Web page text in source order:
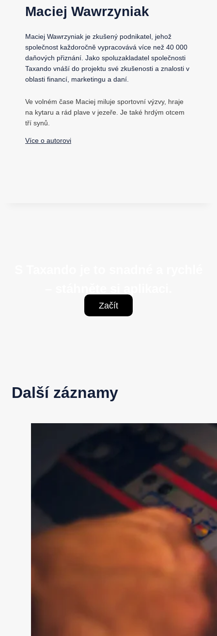
Maciej Wawrzyniak
Maciej Wawrzyniak je zkušený podnikatel, jehož
společnost každoročně vypracovává více než 40 000
daňových přiznání. Jako spoluzakladatel společnosti
Taxando vnáší do projektu své zkušenosti a znalosti v
oblasti financí, marketingu a daní.
Ve volném čase Maciej miluje sportovní výzvy, hraje
na kytaru a rád plave v jezeře. Je také hrdým otcem
tří synů.
Více o autorovi
Začít
Další záznamy